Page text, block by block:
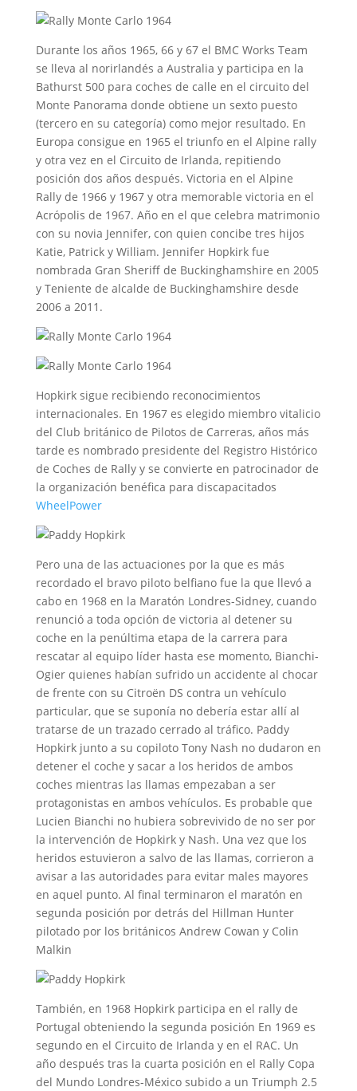
Durante los años 1965, 66 y 67 el BMC Works Team
se lleva al norirlandés a Australia y participa en la
Bathurst 500 para coches de calle en el circuito del
Monte Panorama donde obtiene un sexto puesto
(tercero en su categoría) como mejor resultado. En
Europa consigue en 1965 el triunfo en el Alpine rally
y otra vez en el Circuito de Irlanda, repitiendo
posición dos años después. Victoria en el Alpine
Rally de 1966 y 1967 y otra memorable victoria en el
Acrópolis de 1967. Año en el que celebra matrimonio
con su novia Jennifer, con quien concibe tres hijos
Katie, Patrick y William. Jennifer Hopkirk fue
nombrada Gran Sheriff de Buckinghamshire en 2005
y Teniente de alcalde de Buckinghamshire desde
2006 a 2011.
Hopkirk sigue recibiendo reconocimientos
internacionales. En 1967 es elegido miembro vitalicio
del Club británico de Pilotos de Carreras, años más
tarde es nombrado presidente del Registro Histórico
de Coches de Rally y se convierte en patrocinador de
la organización benéfica para discapacitados
WheelPower
Pero una de las actuaciones por la que es más
recordado el bravo piloto belfiano fue la que llevó a
cabo en 1968 en la Maratón Londres-Sidney, cuando
renunció a toda opción de victoria al detener su
coche en la penúltima etapa de la carrera para
rescatar al equipo líder hasta ese momento, Bianchi-
Ogier quienes habían sufrido un accidente al chocar
de frente con su Citroën DS contra un vehículo
particular, que se suponía no debería estar allí al
tratarse de un trazado cerrado al tráfico. Paddy
Hopkirk junto a su copiloto Tony Nash no dudaron en
detener el coche y sacar a los heridos de ambos
coches mientras las llamas empezaban a ser
protagonistas en ambos vehículos. Es probable que
Lucien Bianchi no hubiera sobrevivido de no ser por
la intervención de Hopkirk y Nash. Una vez que los
heridos estuvieron a salvo de las llamas, corrieron a
avisar a las autoridades para evitar males mayores
en aquel punto. Al final terminaron el maratón en
segunda posición por detrás del Hillman Hunter
pilotado por los británicos Andrew Cowan y Colin
Malkin
También, en 1968 Hopkirk participa en el rally de
Portugal obteniendo la segunda posición En 1969 es
segundo en el Circuito de Irlanda y en el RAC. Un
año después tras la cuarta posición en el Rally Copa
del Mundo Londres-México subido a un Triumph 2.5